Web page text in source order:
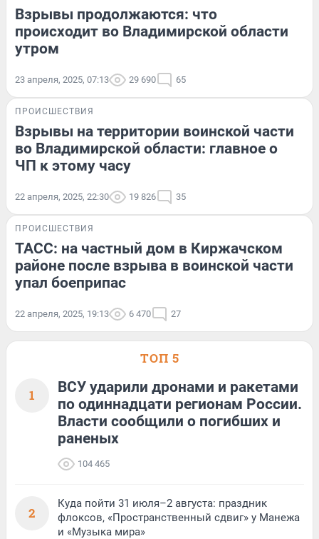
Взрывы продолжаются: что
происходит во Владимирской области
утром
23 апреля, 2025, 07:13 29 690 65
ПРОИСШЕСТВИЯ
Взрывы на территории воинской части
во Владимирской области: главное о
ЧП к этому часу
22 апреля, 2025, 22:30 19 826 35
ПРОИСШЕСТВИЯ
ТАСС: на частный дом в Киржачском
районе после взрыва в воинской части
упал боеприпас
22 апреля, 2025, 19:13 6 470 27
ТОП 5
1
ВСУ ударили дронами и ракетами
по одиннадцати регионам России.
Власти сообщили о погибших и
раненых
104 465
2
Куда пойти 31 июля–2 августа: праздник
флоксов, «Пространственный сдвиг» у Манежа
и «Музыка мира»